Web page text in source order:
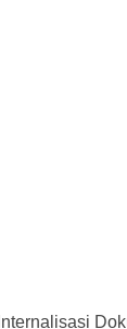
Internalisasi